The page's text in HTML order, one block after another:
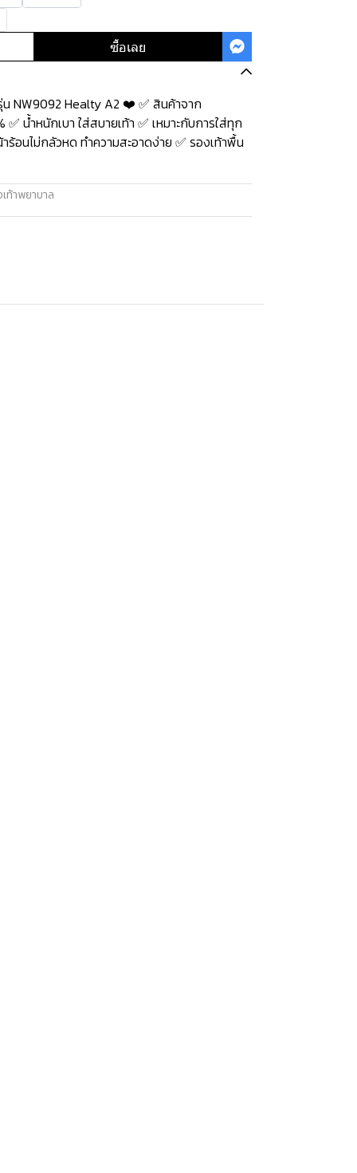
ซื้อเลย
NW9092 Healty A2 ❤️ ✅ สินค้าจาก
✅ น้ำหนักเบา ใส่สบายเท้า ✅ เหมาะกับการใส่ทุก
ร้อนไม่กลัวหด ทำความสะอาดง่าย ✅ รองเท้าพื้น
ท้าพยาบาล